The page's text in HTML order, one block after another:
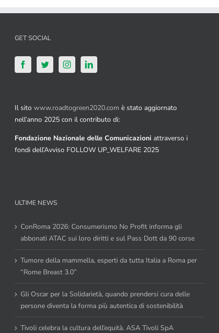
GET SOCIAL
Il sito www.roadtogreen2020.com è stato aggiornato
nell’anno 2025 con il contributo di:
Fondazione Nazionale delle Comunicazioni attraverso i
fondi dell’Avviso FOLLOW UP_WELFARE 2025
ULTIME NEWS
ConRoma 2026: Consumerismo No Profit informa gli
abbonati ATAC sui loro diritti e sul Pass Dott da 90 corse
Tumore della mammella, esperti da tutta Italia a Roma per
“Rome Breast 3.0”
Gli Oscar per la Solidarietà, quando prendersi cura delle
persone diventa la forma più autentica di sostenibilità
Tivoli celebra la cultura dell’equità. ASA Tivoli SpA